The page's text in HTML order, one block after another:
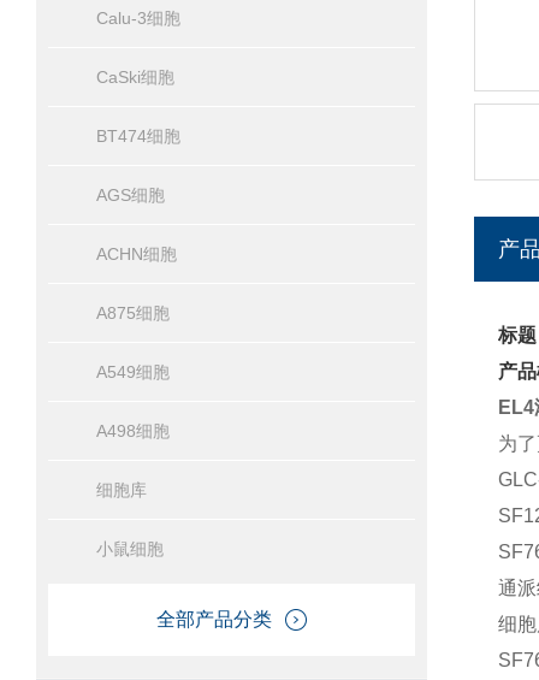
Calu-3细胞
CaSki细胞
BT474细胞
AGS细胞
ACHN细胞
A875细胞
A549细胞
A498细胞
细胞库
小鼠细胞
全部产品分类
产
标
产
为
通
细